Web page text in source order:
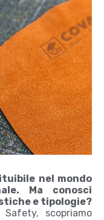
nel mondo
Ma conosci
e tipologie?
scopriamo